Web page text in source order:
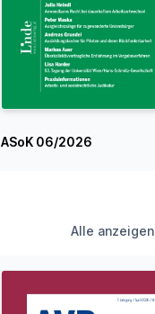
ASoK 06/2026
Alle anzeigen